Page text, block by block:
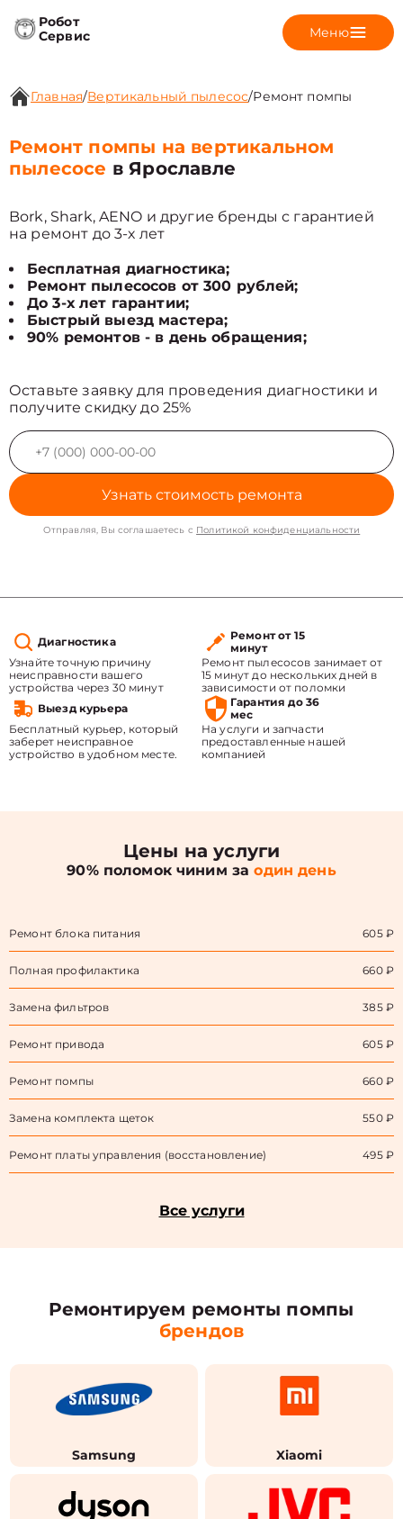
Робот
Сервис
Меню
Главная/Вертикальный пылесос/Ремонт помпы
Ремонт помпы на вертикальном
пылесосе в Ярославле
Bork, Shark, AENO и другие бренды с гарантией
на ремонт до 3-х лет
Бесплатная диагностика;
Ремонт пылесосов от 300 рублей;
До 3-х лет гарантии;
Быстрый выезд мастера;
90% ремонтов - в день обращения;
Оставьте заявку для проведения диагностики и
получите скидку до 25%
Узнать стоимость ремонта
Отправляя, Вы соглашаетесь с Политикой конфиденциальности
Диагностика
Узнайте точную причину
неисправности вашего
устройства через 30 минут
Ремонт от 15
минут
Ремонт пылесосов занимает от
15 минут до нескольких дней в
зависимости от поломки
Выезд курьера
Бесплатный курьер, который
заберет неисправное
устройство в удобном месте.
Гарантия до 36
мес
На услуги и запчасти
предоставленные нашей
компанией
Цены на услуги
90% поломок чиним заодин день
Ремонт блока питания 605 ₽
Полная профилактика 660 ₽
Замена фильтров 385 ₽
Ремонт привода 605 ₽
Ремонт помпы 660 ₽
Замена комплекта щеток 550 ₽
Ремонт платы управления (восстановление) 495 ₽
Все услуги
Ремонтируем ремонты помпы
брендов
Samsung Xiaomi